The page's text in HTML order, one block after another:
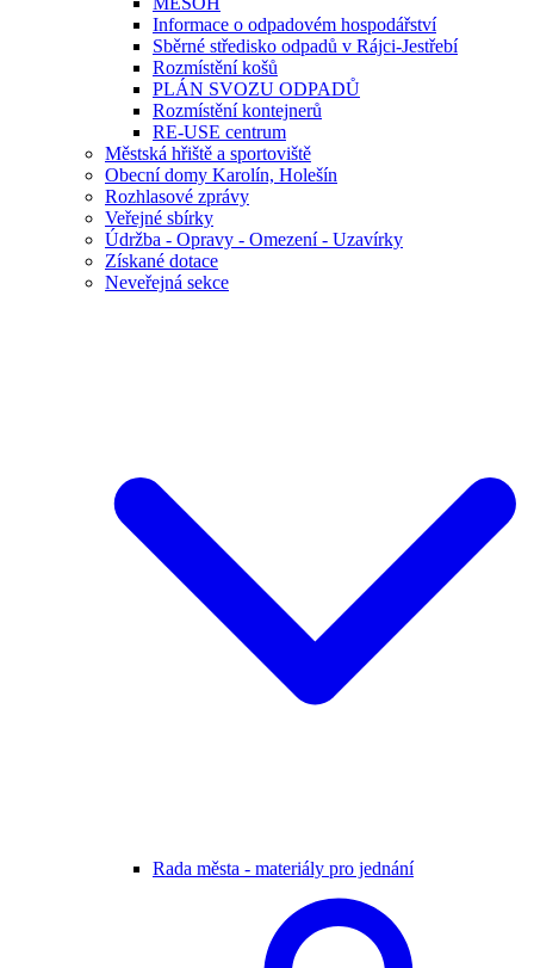
Informace o odpadovém hospodářství
Sběrné středisko odpadů v Rájci-Jestřebí
Rozmístění košů
PLÁN SVOZU ODPADŮ
Rozmístění kontejnerů
RE-USE centrum
Městská hřiště a sportoviště
Obecní domy Karolín, Holešín
Rozhlasové zprávy
Veřejné sbírky
Údržba - Opravy - Omezení - Uzavírky
Získané dotace
Neveřejná sekce
Rada města - materiály pro jednání